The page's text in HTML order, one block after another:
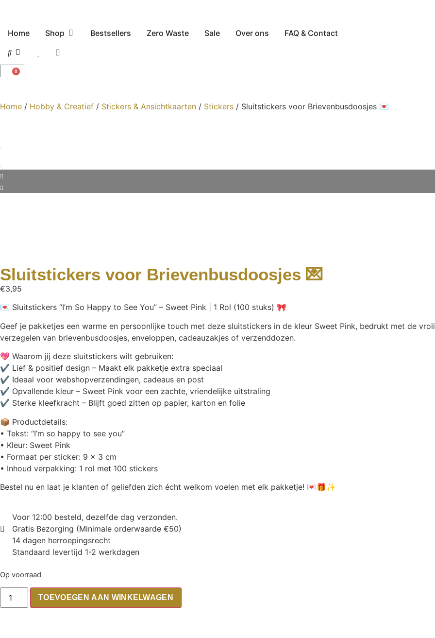
Home Shop Bestsellers Zero Waste Sale Over ons FAQ & Contact
0
Home / Hobby & Creatief / Stickers & Ansichtkaarten / Stickers / Sluitstickers voor Brievenbusdoosjes 💌
Sluitstickers voor Brievenbusdoosjes 💌
€3,95
💌 Sluitstickers “I’m So Happy to See You” – Sweet Pink | 1 Rol (100 stuks) 🎀
Geef je pakketjes een warme en persoonlijke touch met deze sluitstickers in de kleur Sweet Pink, bedrukt met de
verzegelen van brievenbusdoosjes, enveloppen, cadeauzakjes of verzenddozen.
💖 Waarom jij deze sluitstickers wilt gebruiken:
✔ Lief & positief design – Maakt elk pakketje extra speciaal
✔ Ideaal voor webshopverzendingen, cadeaus en post
✔ Opvallende kleur – Sweet Pink voor een zachte, vriendelijke uitstraling
✔ Sterke kleefkracht – Blijft goed zitten op papier, karton en folie
📦 Productdetails:
• Tekst: “I’m so happy to see you”
• Kleur: Sweet Pink
• Formaat per sticker: 9 x 3 cm
• Inhoud verpakking: 1 rol met 100 stickers
Bestel nu en laat je klanten of geliefden zich écht welkom voelen met elk pakketje! 💌🎁✨
Voor 12:00 besteld, dezelfde dag verzonden.
Gratis Bezorging (Minimale orderwaarde €50)
14 dagen herroepingsrecht
Standaard levertijd 1-2 werkdagen
Op voorraad
TOEVOEGEN AAN WINKELWAGEN